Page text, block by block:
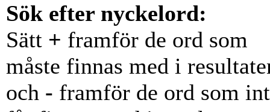
Sök efter nyckelord:
Sätt + framför de ord som
måste finnas med i
och - framför de ord som